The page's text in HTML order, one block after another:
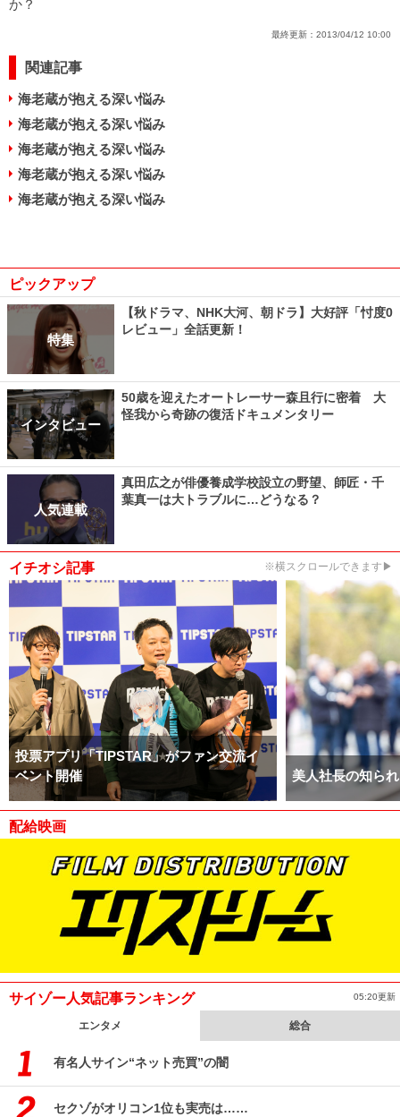
か？
最終更新： 2013/04/12 10:00
関連記事
海老蔵が抱える深い悩み
海老蔵が抱える深い悩み
海老蔵が抱える深い悩み
海老蔵が抱える深い悩み
海老蔵が抱える深い悩み
ピックアップ
特集
【秋ドラマ、NHK大河、朝ドラ】大好評「忖度0
レビュー」全話更新！
インタビュー
50歳を迎えたオートレーサー森且行に密着 大
怪我から奇跡の復活ドキュメンタリー
人気連載
真田広之が俳優養成学校設立の野望、師匠・千
葉真一は大トラブルに…どうなる？
イチオシ記事 ※横スクロールできます▶
投票アプリ「TIPSTAR」がファン交流イ
ベント開催
美人社長の知ら
配給映画
サイゾー人気記事ランキング 05:20更新
エンタメ 総合
有名人サイン“ネット売買”の闇
セクゾがオリコン1位も実売は……